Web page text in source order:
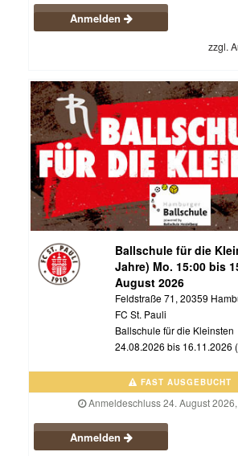
Anmelden
zzgl.
Ballschule für die
Jahre) Mo. 15:00 bis
August 2026
Feldstraße 71, 20359
FC St. Pauli
Ballschule für die Kleinsten
24.08.2026 bis 16.11.2026
FAST AUSGEBUCHT
Anmeldeschluss 24. August
Anmelden